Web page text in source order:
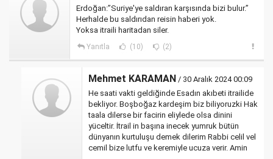
Erdoğan:”Suriye'ye saldıran karşısında bizi bulur.”
Herhalde bu saldırıdan reisin haberi yok.
Yoksa itraili haritadan siler.
Yanıtla (10) (2)
Mehmet KARAMAN / 30 Aralık 2024 00:09
He saati vakti geldiğinde Esadın akıbeti itrailide
bekliyor. Boşboğaz kardeşim biz biliyoruzki Hak
taala dilerse bir facirin eliylede olsa dinini
yüceltir. İtrail in başına inecek yumruk bütün
dünyanın kurtuluşu demek dilerim Rabbi celil vel
cemil bize lutfu ve keremiyle ucuza verir. Amin